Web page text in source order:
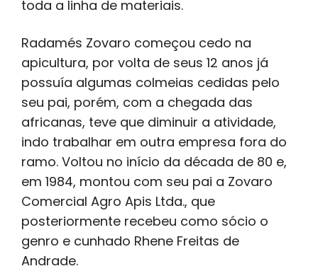
toda a linha de materiais.
Radamés Zovaro começou cedo na
apicultura, por volta de seus 12 anos já
possuía algumas colmeias cedidas pelo
seu pai, porém, com a chegada das
africanas, teve que diminuir a atividade,
indo trabalhar em outra empresa fora do
ramo. Voltou no início da década de 80 e,
em 1984, montou com seu pai a Zovaro
Comercial Agro Apis Ltda., que
posteriormente recebeu como sócio o
genro e cunhado Rhene Freitas de
Andrade.